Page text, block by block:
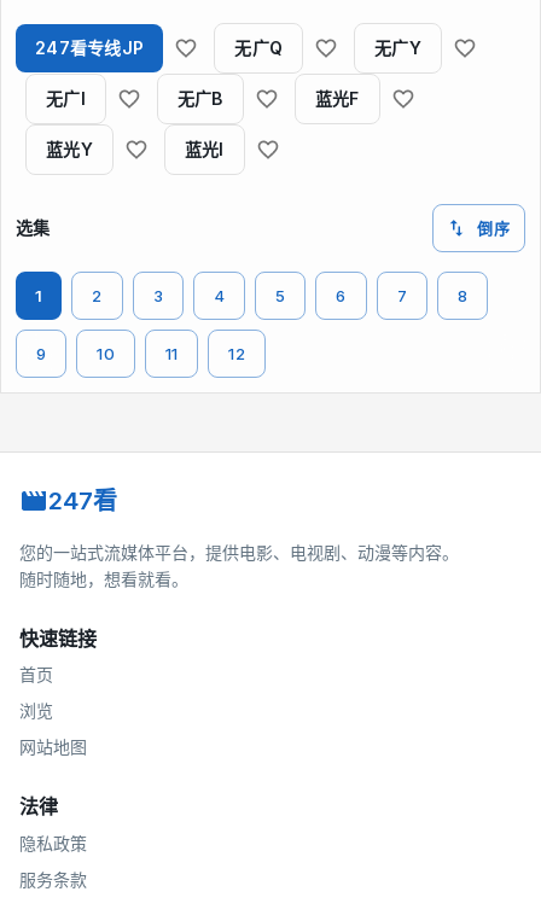
247看专线JP 无广Q 无广Y
无广I 无广B 蓝光F
蓝光Y 蓝光I
选集 倒序
1 2 3 4 5 6 7 8
9 10 11 12
247看
您的一站式流媒体平台，提供电影、电视剧、动漫等内容。
随时随地，想看就看。
快速链接
首页
浏览
网站地图
法律
隐私政策
服务条款